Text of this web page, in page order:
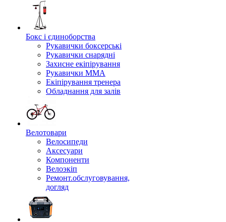
Бокс і єдиноборства
Рукавички боксерські
Рукавички снарядні
Захисне екіпірування
Рукавички ММА
Екіпірування тренера
Обладнання для залів
Велотовари
Велосипеди
Аксесуари
Компоненти
Велоэкіп
Ремонт.обслуговування,
догляд